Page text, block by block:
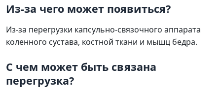
Боль в коленном суставе у взрослых
Из-за чего может появиться?
Из-за перегрузки капсульно-связочного аппарата
коленного сустава, костной ткани и мышц бедра.
С чем может быть связана
перегрузка?